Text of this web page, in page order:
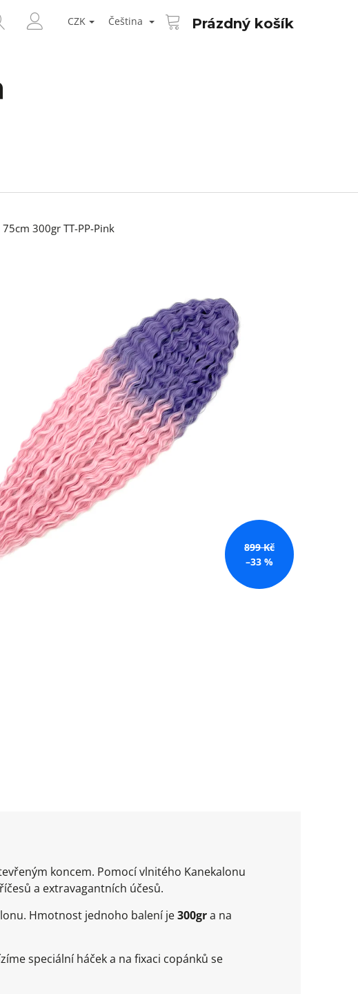
HLEDAT
CZK Čeština NÁKUPNÍ
KOŠÍK
Prázdný košík
300gr TT-PP-Pink
899 Kč
–33 %
koncem. Pomocí vlnitého Kanekalonu
a extravagantních účesů.
Hmotnost jednoho balení je300gra na
speciální háček a na fixaci copánků se